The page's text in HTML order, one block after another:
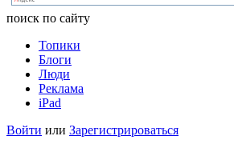
поиск по сайту
Топики
Блоги
Люди
Реклама
iPad
Войти или Зарегистрироваться